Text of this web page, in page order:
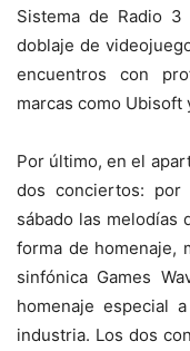
Sistema de Radio
doblaje de
encuentros con
marcas como Ubisoft
Por último, en el
dos conciertos:
sábado las melodías
forma de homenaje,
sinfónica Games
homenaje especial
industria. Los dos